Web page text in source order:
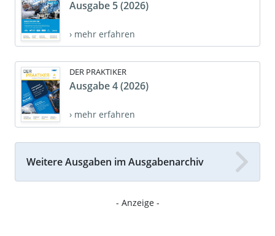
Ausgabe 5 (2026)
› mehr erfahren
DER PRAKTIKER
Ausgabe 4 (2026)
› mehr erfahren
Weitere Ausgaben im Ausgabenarchiv
- Anzeige -